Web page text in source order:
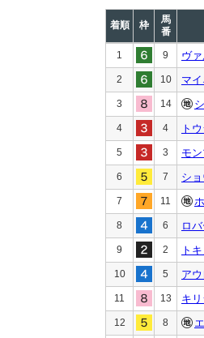
着順 枠
馬
番
1 9 ヴ
2 10 マ
3 14
4 4 ト
5 3 モ
6 7 シ
7 11
8 6 ロ
9 2 ト
10 5 ア
11 13 キ
12 8